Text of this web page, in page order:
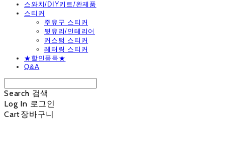
스와치/DIY키트/완제품
스티커
주유구 스티커
뒷유리/인테리어
커스텀 스티커
레터링 스티커
★할인품목★
Q&A
Search 검색
Log In 로그인
Cart장바구니